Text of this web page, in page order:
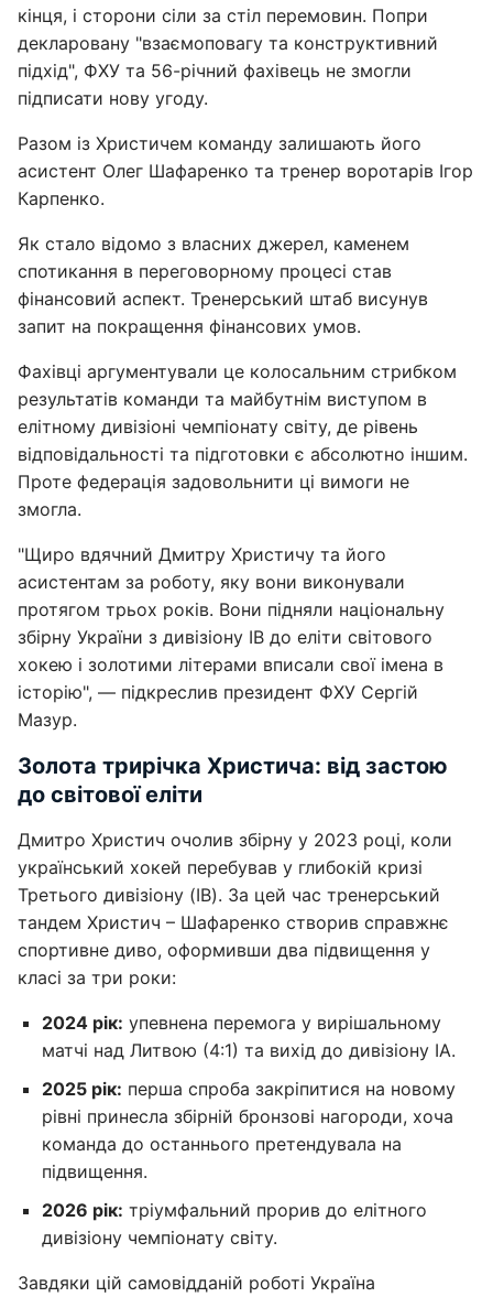
кінця, і сторони сіли за стіл перемовин. Попри
декларовану "взаємоповагу та конструктивний
підхід", ФХУ та 56-річний фахівець не змогли
підписати нову угоду.
Разом із Христичем команду залишають його
асистент Олег Шафаренко та тренер воротарів Ігор
Карпенко.
Як стало відомо з власних джерел, каменем
спотикання в переговорному процесі став
фінансовий аспект. Тренерський штаб висунув
запит на покращення фінансових умов.
Фахівці аргументували це колосальним стрибком
результатів команди та майбутнім виступом в
елітному дивізіоні чемпіонату світу, де рівень
відповідальності та підготовки є абсолютно іншим.
Проте федерація задовольнити ці вимоги не
змогла.
"Щиро вдячний Дмитру Христичу та його
асистентам за роботу, яку вони виконували
протягом трьох років. Вони підняли національну
збірну України з дивізіону IB до еліти світового
хокею і золотими літерами вписали свої імена в
історію", — підкреслив президент ФХУ Сергій
Мазур.
Золота трирічка Христича: від застою
до світової еліти
Дмитро Христич очолив збірну у 2023 році, коли
український хокей перебував у глибокій кризі
Третього дивізіону (IB). За цей час тренерський
тандем Христич – Шафаренко створив справжнє
спортивне диво, оформивши два підвищення у
класі за три роки:
2024 рік: упевнена перемога у вирішальному
матчі над Литвою (4:1) та вихід до дивізіону IA.
2025 рік: перша спроба закріпитися на новому
рівні принесла збірній бронзові нагороди, хоча
команда до останнього претендувала на
підвищення.
2026 рік: тріумфальний прорив до елітного
дивізіону чемпіонату світу.
Завдяки цій самовідданій роботі Україна